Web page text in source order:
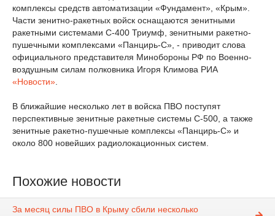
комплексы средств автоматизации «Фундамент», «Крым».
Части зенитно-ракетных войск оснащаются зенитными
ракетными системами С-400 Триумф, зенитными ракетно-
пушечными комплексами «Панцирь-С», - приводит слова
официального представителя Минобороны РФ по Военно-
воздушным силам полковника Игоря Климова РИА
«Новости»
В ближайшие несколько лет в войска ПВО поступят
перспективные зенитные ракетные системы С-500, а также
зенитные ракетно-пушечные комплексы «Панцирь-С» и
около 800 новейших радиолокационных систем.
Похожие новости
За месяц силы ПВО в Крыму сбили несколько